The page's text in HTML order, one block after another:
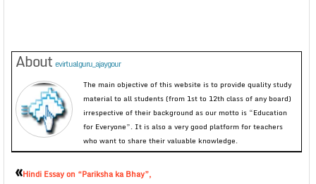
About evirtualguru_ajaygour
The main objective of this website is to provide quality study
material to all students (from 1st to 12th class of any board)
irrespective of their background as our motto is “Education
for Everyone”. It is also a very good platform for teachers
who want to share their valuable knowledge.
«Hindi Essay on “Pariksha ka Bhay”,